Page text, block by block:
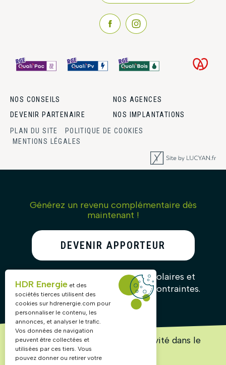
NOS CONSEILS
NOS AGENCES
DEVENIR PARTENAIRE
NOS IMPLANTATIONS
PLAN DU SITE
POLITIQUE DE COOKIES
MENTIONS LÉGALES
Générez un revenu complémentaire dès
maintenant !
DEVENIR APPORTEUR
D’AFFAIRES
Recommandez nos solutions solaires et
gagnez des commissions sans contraintes.
Lancez ou accélérez votre activité dans le
HDR Energie et des
sociétés tierces utilisent des
cookies sur hdrenergie.com pour
personnaliser le contenu, les
annonces, et analyser le trafic.
Vos données de navigation
peuvent être collectées et
utilisées par ces tiers. Vous
pouvez donner ou retirer votre